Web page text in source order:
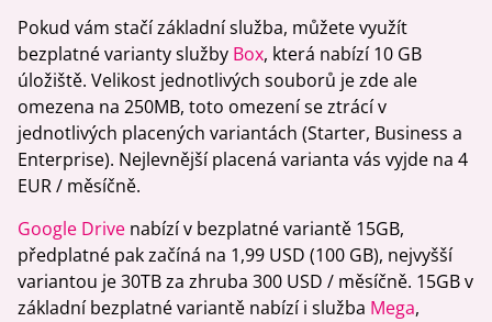
Pokud vám stačí základní služba, můžete využít
bezplatné varianty služby Box, která nabízí 10 GB
úložiště. Velikost jednotlivých souborů je zde ale
omezena na 250MB, toto omezení se ztrácí v
jednotlivých placených variantách (Starter, Business a
Enterprise). Nejlevnější placená varianta vás vyjde na 4
EUR / měsíčně.
Google Drive nabízí v bezplatné variantě 15GB,
předplatné pak začíná na 1,99 USD (100 GB), nejvyšší
variantou je 30TB za zhruba 300 USD / měsíčně. 15GB v
základní bezplatné variantě nabízí i služba Mega,